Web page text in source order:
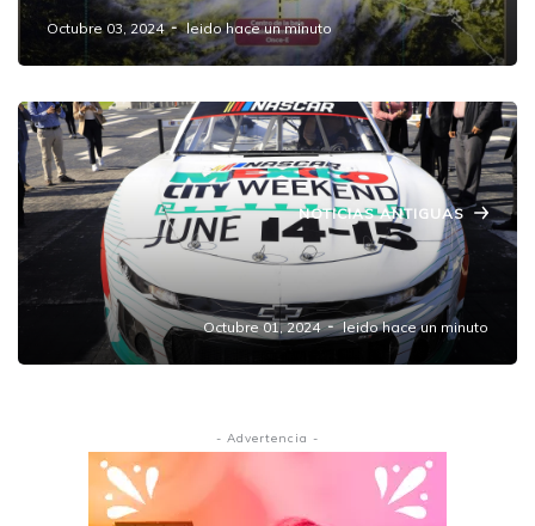
Octubre 03, 2024 leido hace un minuto
NOTICIAS ANTIGUAS
Amozoc, será sede de la fecha 11 de Nascar
México
Octubre 01, 2024 leido hace un minuto
- Advertencia -